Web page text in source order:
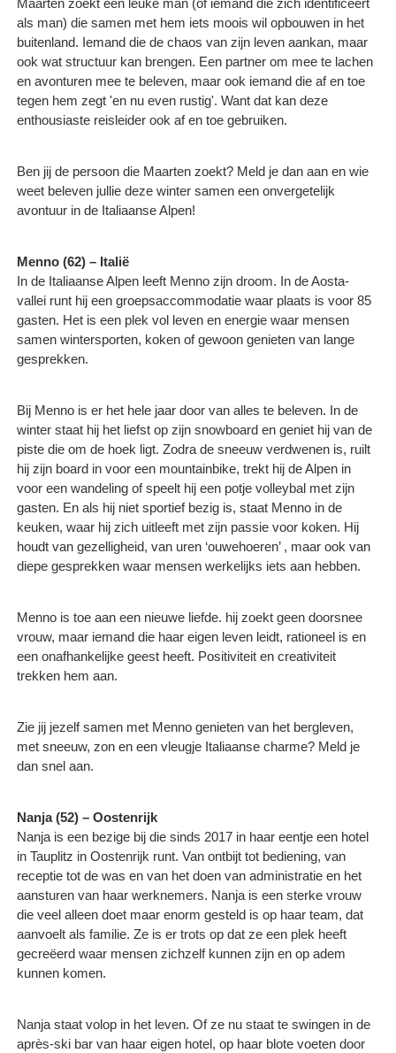
als man) die samen met hem iets moois wil opbouwen in het
buitenland. Iemand die de chaos van zijn leven aankan, maar
ook wat structuur kan brengen. Een partner om mee te lachen
en avonturen mee te beleven, maar ook iemand die af en toe
tegen hem zegt 'en nu even rustig'. Want dat kan deze
enthousiaste reisleider ook af en toe gebruiken.
Ben jij de persoon die Maarten zoekt? Meld je dan aan en wie
weet beleven jullie deze winter samen een onvergetelijk
avontuur in de Italiaanse Alpen!
Menno (62) – Italië
In de Italiaanse Alpen leeft Menno zijn droom. In de Aosta-
vallei runt hij een groepsaccommodatie waar plaats is voor 85
gasten. Het is een plek vol leven en energie waar mensen
samen wintersporten, koken of gewoon genieten van lange
gesprekken.
Bij Menno is er het hele jaar door van alles te beleven. In de
winter staat hij het liefst op zijn snowboard en geniet hij van de
piste die om de hoek ligt. Zodra de sneeuw verdwenen is, ruilt
hij zijn board in voor een mountainbike, trekt hij de Alpen in
voor een wandeling of speelt hij een potje volleybal met zijn
gasten. En als hij niet sportief bezig is, staat Menno in de
keuken, waar hij zich uitleeft met zijn passie voor koken. Hij
houdt van gezelligheid, van uren ‘ouwehoeren’ , maar ook van
diepe gesprekken waar mensen werkelijks iets aan hebben.
Menno is toe aan een nieuwe liefde. hij zoekt geen doorsnee
vrouw, maar iemand die haar eigen leven leidt, rationeel is en
een onafhankelijke geest heeft. Positiviteit en creativiteit
trekken hem aan.
Zie jij jezelf samen met Menno genieten van het bergleven,
met sneeuw, zon en een vleugje Italiaanse charme? Meld je
dan snel aan.
Nanja (52) – Oostenrijk
Nanja is een bezige bij die sinds 2017 in haar eentje een hotel
in Tauplitz in Oostenrijk runt. Van ontbijt tot bediening, van
receptie tot de was en van het doen van administratie en het
aansturen van haar werknemers. Nanja is een sterke vrouw
die veel alleen doet maar enorm gesteld is op haar team, dat
aanvoelt als familie. Ze is er trots op dat ze een plek heeft
gecreëerd waar mensen zichzelf kunnen zijn en op adem
kunnen komen.
Nanja staat volop in het leven. Of ze nu staat te swingen in de
après-ski bar van haar eigen hotel, op haar blote voeten door